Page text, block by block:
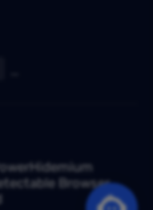
Hidemium
Browser